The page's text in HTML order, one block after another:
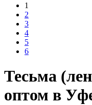
1
2
3
4
5
6
Тесьма
оптом в